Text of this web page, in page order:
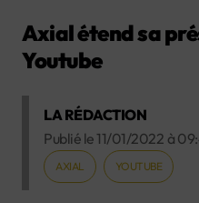
Axial étend sa
Youtube
LA RÉDACTION
Publié le 11/01/2022 à
AXIAL YOUTUBE